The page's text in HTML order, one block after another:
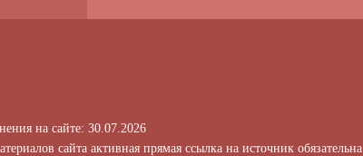
на сайте: 30.07.2026
сайта активная прямая ссылка на источник обязательна